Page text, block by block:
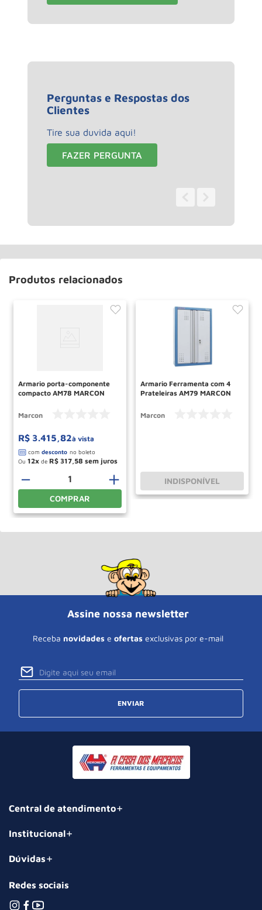
Perguntas e Respostas dos
Clientes
Tire sua duvida aqui!
FAZER PERGUNTA
Produtos relacionados
Armario porta-componente
compacto AM78 MARCON
Marcon
R$ 3.415,82à vista
Ou 12 de R$ 317,58
＋
－
COMPRAR
Armario Ferramenta com 4
Prateleiras AM79 MARCON
Marcon
INDISPONÍVEL
Assine nossa newsletter
Receba novidades e ofertas exclusivas por e-mail
ENVIAR
Central de atendimento
Institucional
Dúvidas
Redes sociais